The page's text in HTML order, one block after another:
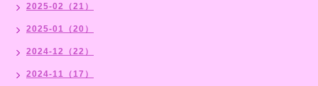
2025-02（21）
2025-01（20）
2024-12（22）
2024-11（17）